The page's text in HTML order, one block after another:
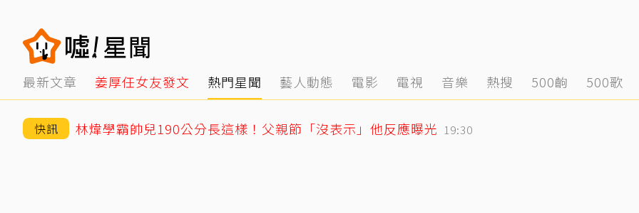
最新文章 姜厚任女友發文 熱門星聞 藝人動態 電影 電視 音樂 熱搜 500齣 500歌
快訊 林煒學霸帥兒190公分長這樣！父親節「沒表示」他反應曝光 19:30